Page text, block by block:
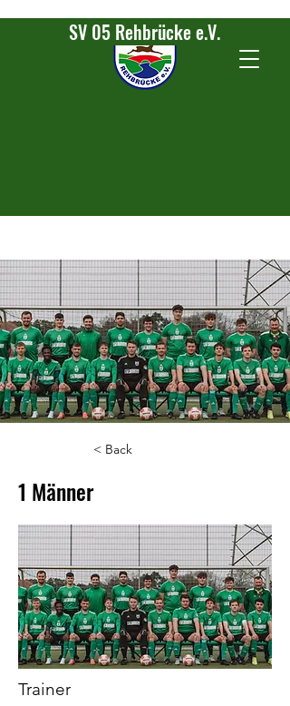
SV 05 Rehbrücke e.V.
< Back
1 Männer
Trainer